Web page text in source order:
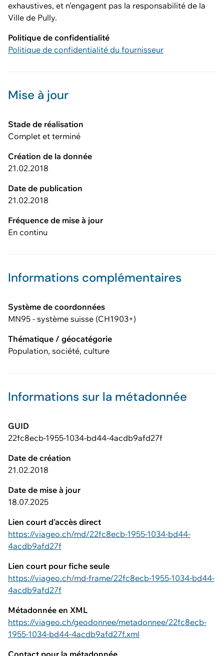
exhaustives, et n’engagent pas la responsabilité de la
Ville de Pully.
Politique de confidentialité
Politique de confidentialité du fournisseur
Mise à jour
Stade de réalisation
Complet et terminé
Création de la donnée
21.02.2018
Date de publication
21.02.2018
Fréquence de mise à jour
En continu
Informations complémentaires
Système de coordonnées
MN95 - système suisse (CH1903+)
Thématique / géocatégorie
Population, société, culture
Informations sur la métadonnée
GUID
22fc8ecb-1955-1034-bd44-4acdb9afd27f
Date de création
21.02.2018
Date de mise à jour
18.07.2025
Lien court d'accès direct
https://viageo.ch/md/22fc8ecb-1955-1034-bd44-
4acdb9afd27f
Lien court pour fiche seule
https://viageo.ch/md-frame/22fc8ecb-1955-1034-bd44-
4acdb9afd27f
Métadonnée en XML
https://viageo.ch/geodonnee/metadonnee/22fc8ecb-
1955-1034-bd44-4acdb9afd27f.xml
Contact pour la métadonnée